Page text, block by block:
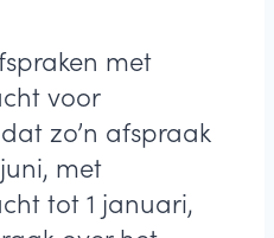
met
voor
zo’n afspraak
met
tot 1 januari,